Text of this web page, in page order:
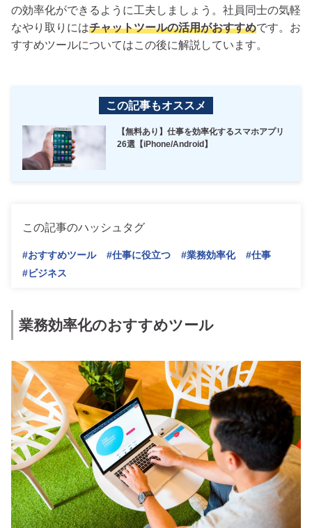
の効率化ができるように工夫しましょう。社員同士の気軽
なやり取りにはチャットツールの活用がおすすめです。お
すすめツールについてはこの後に解説しています。
この記事もオススメ
【無料あり】仕事を効率化するスマホアプリ
26選【iPhone/Android】
この記事のハッシュタグ
#おすすめツール #仕事に役立つ #業務効率化
#仕事
#ビジネス
業務効率化のおすすめツール